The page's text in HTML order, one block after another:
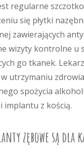
regularne
się płytki
zawierających
wizyty kontrolne u
go tkanek.
utrzymaniu
spożycia
implantu z kością.
zębowe są dla